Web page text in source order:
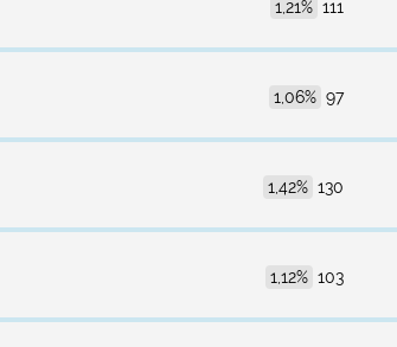
1,21% 111
1,06% 97
1,42% 130
1,12% 103